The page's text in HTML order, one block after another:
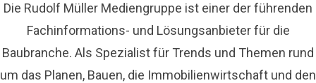
Die Rudolf Müller Mediengruppe ist einer der führenden
Fachinformations- und Lösungsanbieter für die
Baubranche. Als Spezialist für Trends und Themen rund
um das Planen, Bauen, die Immobilienwirtschaft und den